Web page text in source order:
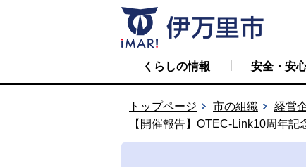
くらしの情報 安全・安
トップページ 市の組織 経営
【開催報告】OTEC-Link10周年